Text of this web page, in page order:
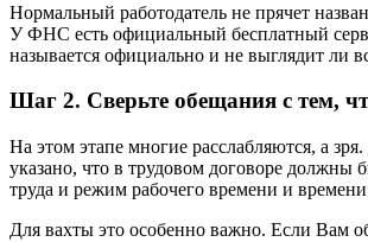
Нормальный работодатель не прячет
У ФНС есть официальный бесплатный
называется официально и не выглядит ли
Шаг 2. Сверьте обещания с тем,
На этом этапе многие расслабляются, а
указано, что в трудовом договоре должны
труда и режим рабочего времени и
Для вахты это особенно важно. Если Вам